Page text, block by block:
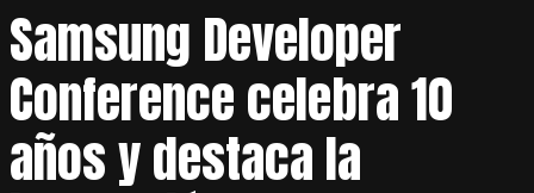
Samsung Developer
Conference celebra 10
años y destaca la